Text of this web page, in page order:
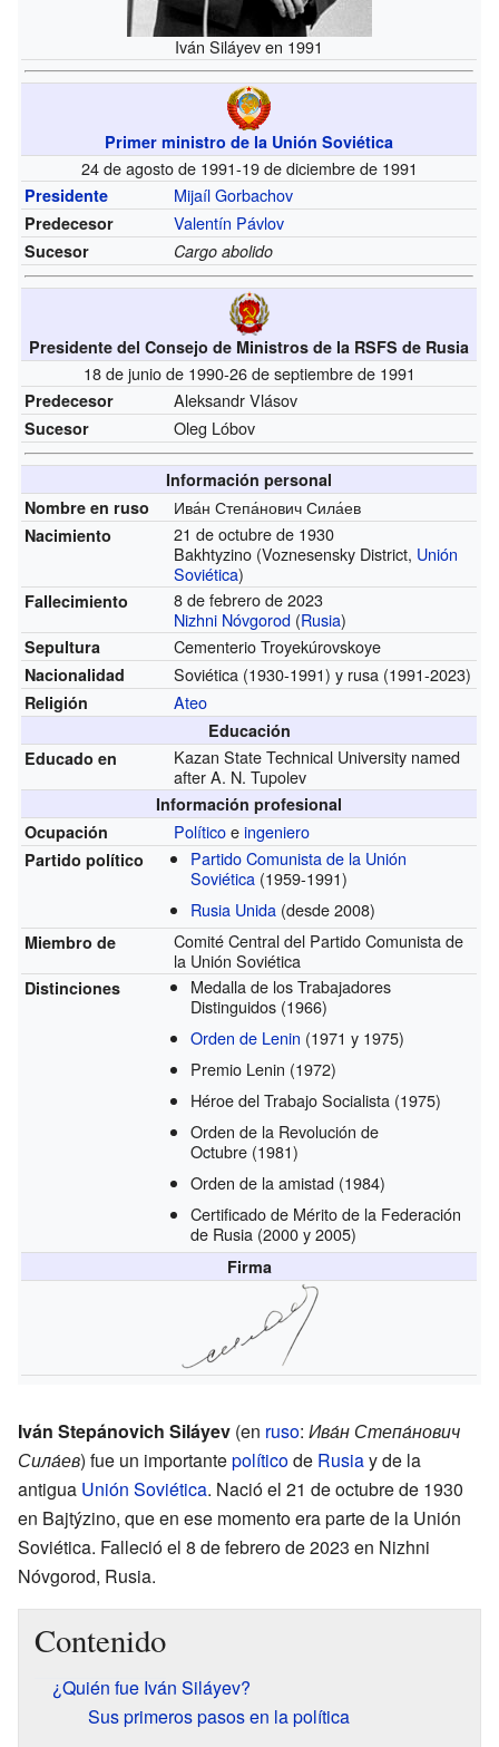
Iván Siláyev en 1991
Primer ministro de la Unión Soviética
24 de agosto de 1991-19 de diciembre de 1991
Presidente Mijaíl Gorbachov
Predecesor Valentín Pávlov
Sucesor Cargo abolido
Presidente del Consejo de Ministros de la RSFS de Rusia
18 de junio de 1990-26 de septiembre de 1991
Predecesor Aleksandr Vlásov
Sucesor Oleg Lóbov
Información personal
Nombre en ruso
Ива́н Степа́нович Сила́ев
Nacimiento
21 de octubre de 1930
Bakhtyzino (Voznesensky District, Unión
Soviética)
Fallecimiento
8 de febrero de 2023
Nizhni Nóvgorod (Rusia)
Sepultura Cementerio Troyekúrovskoye
Nacionalidad Soviética (1930-1991) y rusa (1991-2023)
Religión Ateo
Educación
Educado en
Kazan State Technical University named
after A. N. Tupolev
Información profesional
Ocupación
Políticoeingeniero
Partido político
Partido Comunista de la Unión
Soviética (1959-1991)
Rusia Unida (desde 2008)
Miembro de
Comité Central del Partido Comunista de
la Unión Soviética
Distinciones
Medalla de los Trabajadores
Distinguidos (1966)
Orden de Lenin (1971 y 1975)
Premio Lenin (1972)
Héroe del Trabajo Socialista (1975)
Orden de la Revolución de
Octubre (1981)
Orden de la amistad (1984)
Certificado de Mérito de la Federación
de Rusia (2000 y 2005)
Firma
Iván Stepánovich Siláyev (en ruso: Ива́н Степа́нович
Сила́ев) fue un importantepolíticode Rusiay de la
antigua Unión Soviética. Nació el 21 de octubre de 1930
en Bajtýzino, que en ese momento era parte de la Unión
Soviética. Falleció el 8 de febrero de 2023 en Nizhni
Nóvgorod, Rusia.
Contenido
¿Quién fue Iván Siláyev?
Sus primeros pasos en la política